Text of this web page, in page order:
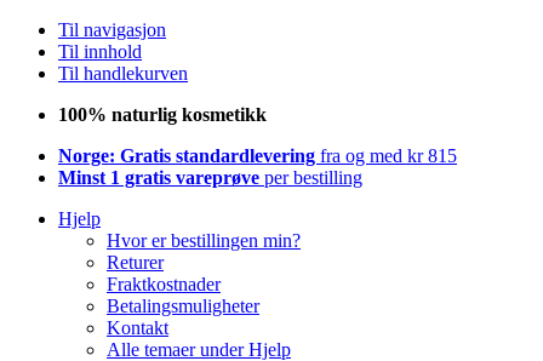
Til navigasjon
Til innhold
Til handlekurven
100% naturlig kosmetikk
Norge: Gratis standardlevering fra og med kr 815
Minst 1 gratis vareprøve per bestilling
Hjelp
Hvor er bestillingen min?
Returer
Fraktkostnader
Betalingsmuligheter
Kontakt
Alle temaer under Hjelp